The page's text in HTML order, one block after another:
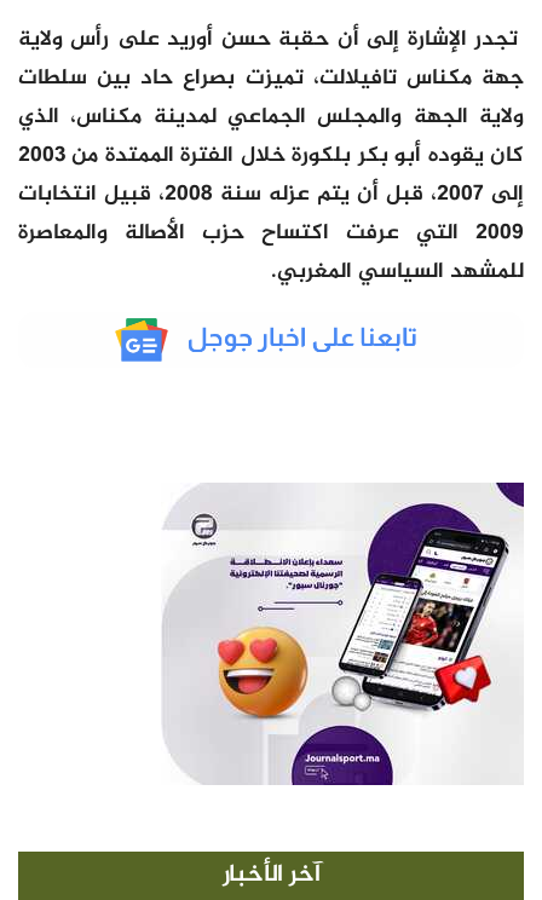
تجدر الإشارة إلى أن حقبة حسن أوريد على رأس ولاية
جهة مكناس تافيلالت، تميزت بصراع حاد بين سلطات
ولاية الجهة والمجلس الجماعي لمدينة مكناس، الذي
كان يقوده أبو بكر بلكورة خلال الفترة الممتدة من 2003
إلى 2007، قبل أن يتم عزله سنة 2008، قبيل انتخابات
2009 التي عرفت اكتساح حزب الأصالة والمعاصرة
للمشهد السياسي المغربي.
آخر الأخبار